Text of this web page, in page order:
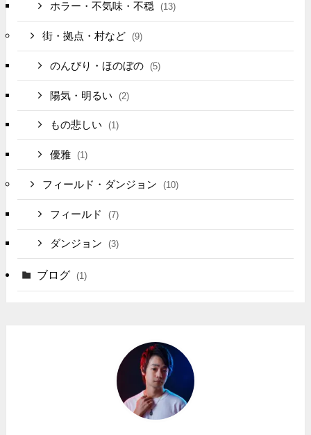
ホラー・不気味・不穏 (13)
街・拠点・村など (9)
のんびり・ほのぼの (5)
陽気・明るい (2)
もの悲しい (1)
優雅 (1)
フィールド・ダンジョン (10)
フィールド (7)
ダンジョン (3)
ブログ (1)